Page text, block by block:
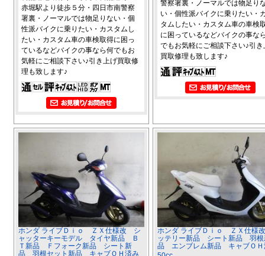
赤堀駅より徒歩５分・四日市南警察
署裏・ノーマルでは物足りない・個
性派バイクに乗りたい・カスタムし
たい・カスタム車の車検取得に困っ
ているなどバイクの事なら何でもお
気軽にご相談下さい♪引き上げ買取修
理も致します♪
警察署裏・ノーマルでは物足り
い・個性派バイクに乗りたい・
タムしたい・カスタム車の車検
に困っているなどバイクの事な
でもお気軽にご相談下さい♪引き
買取修理も致します♪
ホンダ ライブＤｉｏ ＺＸ仕様改 シ
ャッターキーモデル タイヤ新品 Ｂ
Ｔ新品 Ｆフォーク新品 シート新
品 羽根セット新品 キャブＯＨ済み
ホンダ ライブＤｉｏ ＺＸ仕様
ッテリー新品 シート新品 羽根
品 エンブレム新品 キャブＯＨ